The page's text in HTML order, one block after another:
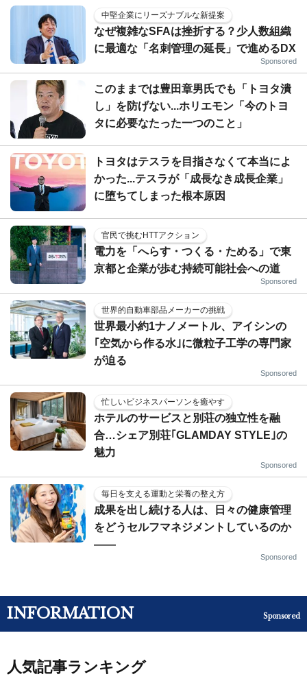
中堅企業にリーズナブルな新提案
なぜ複雑なSFAは挫折する？少人数組織
に最適な「名刺管理の延長」で進めるDX
Sponsored
このままでは豊田章男氏でも「トヨタ潰
し」を防げない...ホリエモン「今のトヨ
タに必要なたった一つのこと」
トヨタはテスラを目指さなくて本当によ
かった...テスラが「成長なき成長企業」
に堕ちてしまった根本原因
官民で挑むHTTアクション
電力を「へらす・つくる・ためる」で東
京都と企業が歩む持続可能社会への道
Sponsored
世界的自動車部品メーカーの挑戦
世界最小約1ナノメートル、アイシンの
｢空気から作る水｣に微粒子工学の専門家
が迫る
Sponsored
忙しいビジネスパーソンを癒やす
ホテルのサービスと別荘の独立性を融
合…シェア別荘｢GLAMDAY STYLE｣の
魅力
Sponsored
毎日を支える運動と栄養の整え方
成果を出し続ける人は、日々の健康管理
をどうセルフマネジメントしているのか
——
Sponsored
INFORMATION Sponsored
人気記事ランキング